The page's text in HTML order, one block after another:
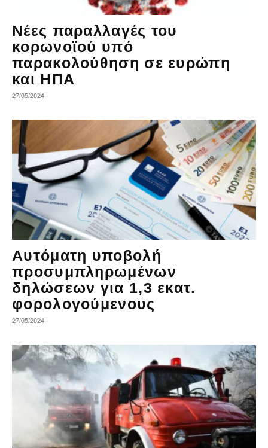
Νέες παραλλαγές του
κορωνοϊού υπό
παρακολούθηση σε ευρώπη
και ΗΠΑ
27/05/2024
Αυτόματη υποβολή
προσυμπληρωμένων
δηλώσεων για 1,3 εκατ.
φορολογούμενους
27/05/2024